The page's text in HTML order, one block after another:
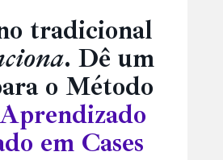
. Dê um
o Método
Aprendizado
em Cases